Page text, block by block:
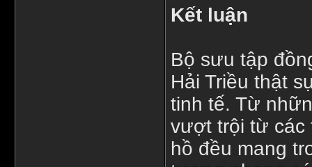
Kết luận
Bộ sưu tập
Hải Triều thật
tinh tế. Từ
vượt trội từ các
hồ đều mang